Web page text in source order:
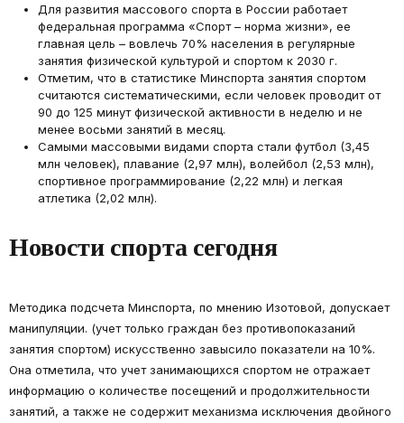
Для развития массового спорта в России работает
федеральная программа «Спорт – норма жизни», ее
главная цель – вовлечь 70% населения в регулярные
занятия физической культурой и спортом к 2030 г.
Отметим, что в статистике Минспорта занятия спортом
считаются систематическими, если человек проводит от
90 до 125 минут физической активности в неделю и не
менее восьми занятий в месяц.
Самыми массовыми видами спорта стали футбол (3,45
млн человек), плавание (2,97 млн), волейбол (2,53 млн),
спортивное программирование (2,22 млн) и легкая
атлетика (2,02 млн).
Новости спорта сегодня
Методика подсчета Минспорта, по мнению Изотовой, допускает
манипуляции. (учет только граждан без противопоказаний
занятия спортом) искусственно завысило показатели на 10%.
Она отметила, что учет занимающихся спортом не отражает
информацию о количестве посещений и продолжительности
занятий, а также не содержит механизма исключения двойного